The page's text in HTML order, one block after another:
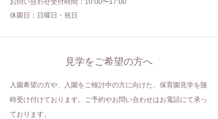
お問い合わせ受付時間：10:00〜17:00
休園日：日曜日・祝日
見学をご希望の方へ
入園希望の方や、入園をご検討中の方に向けた、保育園見学を随
時受け付けております。ご予約やお問い合わせはお電話にて承っ
ております。